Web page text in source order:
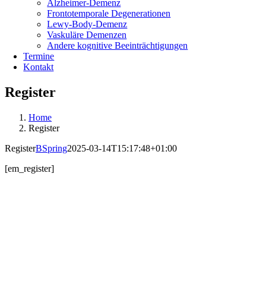
Alzheimer-Demenz
Frontotemporale Degenerationen
Lewy-Body-Demenz
Vaskuläre Demenzen
Andere kognitive Beeinträchtigungen
Termine
Kontakt
Register
Home
Register
RegisterBSpring2025-03-14T15:17:48+01:00
[em_register]